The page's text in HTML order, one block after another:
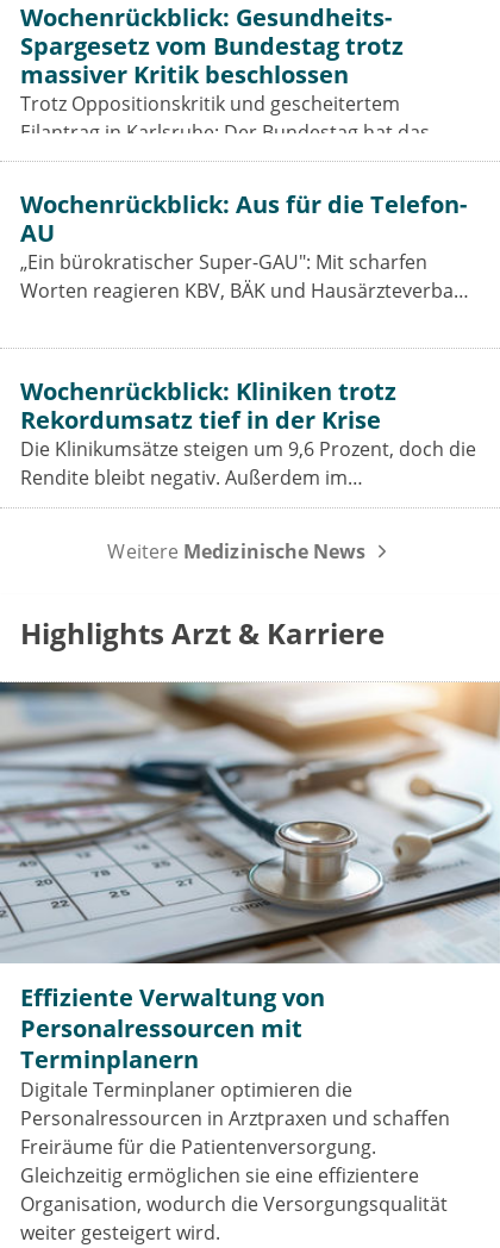
Wochenrückblick: Gesundheits-
Spargesetz vom Bundestag trotz
massiver Kritik beschlossen
Trotz Oppositionskritik und gescheitertem
Eilantrag in Karlsruhe: Der Bundestag hat das
Beitragssatzstabilisierungsgesetz beschlossen. Für
Vertragsärzte bleiben die Einschnitte hart.
Wochenrückblick: Aus für die Telefon-
AU
„Ein bürokratischer Super-GAU": Mit scharfen
Worten reagieren KBV, BÄK und Hausärzteverband
GKV-Spargesetz für Praxen, Pharmaindustrie und
Prävention bedeutet.
Wochenrückblick: Kliniken trotz
Rekordumsatz tief in der Krise
Die Klinikumsätze steigen um 9,6 Prozent, doch die
Rendite bleibt negativ. Außerdem im
Wochenrückblick: das Spargesetz im
und die GOÄ-Reform.
Weitere Medizinische News
Highlights Arzt & Karriere
Effiziente Verwaltung von
Personalressourcen mit
Terminplanern
Digitale Terminplaner optimieren die
Personalressourcen in Arztpraxen und schaffen
Freiräume für die Patientenversorgung.
Gleichzeitig ermöglichen sie eine effizientere
Organisation, wodurch die Versorgungsqualität
weiter gesteigert wird.